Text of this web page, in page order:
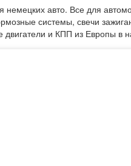
немецких авто. Все для
системы, свечи
двигатели и КПП из Европы в